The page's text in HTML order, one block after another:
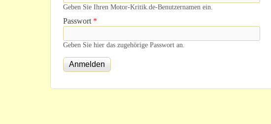
Geben Sie Ihren Motor-Kritik.de-Benutzernamen ein.
Passwort *
Geben Sie hier das zugehörige Passwort an.